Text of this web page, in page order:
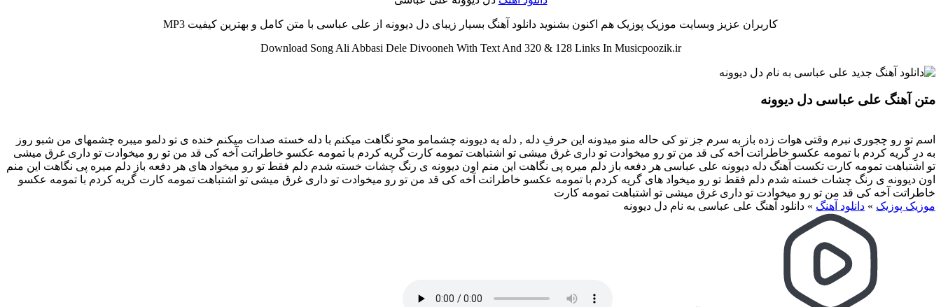
کاربران عزیز وبسایت موزیک پوزیک هم اکنون بشنوید دانلود آهنگ بسیار زیبای دل دیوونه از علی عباسی با متن کامل و بهترین کیفیت MP3
Download Song Ali Abbasi Dele Divooneh With Text And 320 & 128 Links In Musicpoozik.ir
متن آهنگ علی عباسی دل دیوونه
اسم تو رو چجوری نبرم وقتی هوات زده باز به سرم جز تو کی حاله منو میدونه این حرفِ دله , دله یه دیوونه چشمامو محو نگاهت میکنم با دله خسته صدات میکنم خنده ی تو دلمو میبره چشمهای من شبو روز
به درِ گریه کردم با تمومه عکسو خاطراتت آخه کی قد من تو رو میخوادت تو داری غرق میشی تو اشتباهت تمومه کارت گریه کردم با تمومه عکسو خاطراتت آخه کی قد من تو رو میخوادت تو داری غرق میشی
تو اشتباهت تمومه کارت تکست آهنگ دله دیوونه علی عباسی هر دفعه باز دلم میره پی نگاهت این منم اون دیوونه ی رنگ چشات خسته شدم دلم فقط تو رو میخواد های هر دفعه باز دلم میره پی نگاهت این منم
اون دیوونه ی رنگ چشات خسته شدم دلم فقط تو رو میخواد های گریه کردم با تمومه عکسو خاطراتت آخه کی قد من تو رو میخوادت تو داری غرق میشی تو اشتباهت تمومه کارت گریه کردم با تمومه عکسو
خاطراتت آخه کی قد من تو رو میخوادت تو داری غرق میشی تو اشتباهت تمومه کارت
موزیک پوزیک » دانلود آهنگ » دانلود آهنگ علی عباسی به نام دل دیوونه